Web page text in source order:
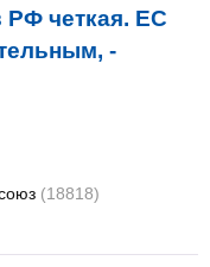
четкая. ЕС
-
(18818)